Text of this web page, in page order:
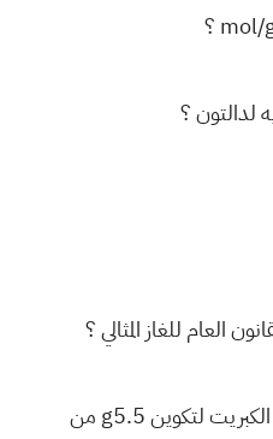
لدالتون ؟
العام للغاز المثالي ؟
ب/ تتحد g3.5 من الحديد مع الكبريت لتكوين g5.5 من